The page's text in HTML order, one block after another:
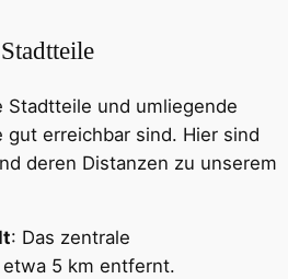
Stadtteile und umliegende
erreichbar sind. Hier sind
deren Distanzen zu unserem
: Das zentrale
5 km entfernt.